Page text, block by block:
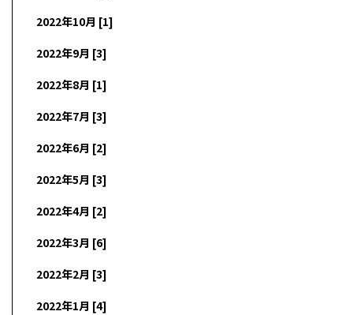
2022年10月 [1]
2022年9月 [3]
2022年8月 [1]
2022年7月 [3]
2022年6月 [2]
2022年5月 [3]
2022年4月 [2]
2022年3月 [6]
2022年2月 [3]
2022年1月 [4]